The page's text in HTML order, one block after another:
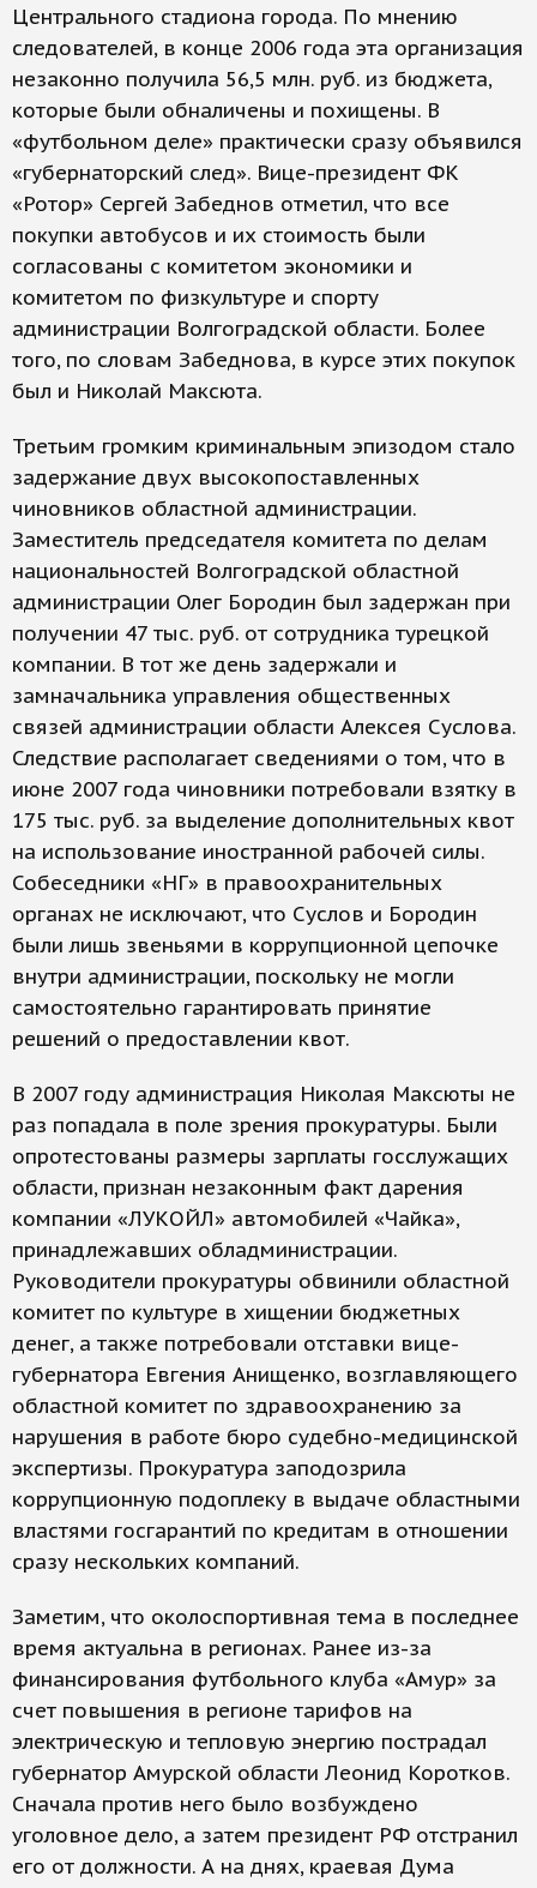
Центрального стадиона города. По мнению
следователей, в конце 2006 года эта организация
незаконно получила 56,5 млн. руб. из бюджета,
которые были обналичены и похищены. В
«футбольном деле» практически сразу объявился
«губернаторский след». Вице-президент ФК
«Ротор» Сергей Забеднов отметил, что все
покупки автобусов и их стоимость были
согласованы с комитетом экономики и
комитетом по физкультуре и спорту
администрации Волгоградской области. Более
того, по словам Забеднова, в курсе этих покупок
был и Николай Максюта.
Третьим громким криминальным эпизодом стало
задержание двух высокопоставленных
чиновников областной администрации.
Заместитель председателя комитета по делам
национальностей Волгоградской областной
администрации Олег Бородин был задержан при
получении 47 тыс. руб. от сотрудника турецкой
компании. В тот же день задержали и
замначальника управления общественных
связей администрации области Алексея Суслова.
Следствие располагает сведениями о том, что в
июне 2007 года чиновники потребовали взятку в
175 тыс. руб. за выделение дополнительных квот
на использование иностранной рабочей силы.
Собеседники «НГ» в правоохранительных
органах не исключают, что Суслов и Бородин
были лишь звеньями в коррупционной цепочке
внутри администрации, поскольку не могли
самостоятельно гарантировать принятие
решений о предоставлении квот.
В 2007 году администрация Николая Максюты не
раз попадала в поле зрения прокуратуры. Были
опротестованы размеры зарплаты госслужащих
области, признан незаконным факт дарения
компании «ЛУКОЙЛ» автомобилей «Чайка»,
принадлежавших обладминистрации.
Руководители прокуратуры обвинили областной
комитет по культуре в хищении бюджетных
денег, а также потребовали отставки вице-
губернатора Евгения Анищенко, возглавляющего
областной комитет по здравоохранению за
нарушения в работе бюро судебно-медицинской
экспертизы. Прокуратура заподозрила
коррупционную подоплеку в выдаче областными
властями госгарантий по кредитам в отношении
сразу нескольких компаний.
Заметим, что околоспортивная тема в последнее
время актуальна в регионах. Ранее из-за
финансирования футбольного клуба «Амур» за
счет повышения в регионе тарифов на
электрическую и тепловую энергию пострадал
губернатор Амурской области Леонид Коротков.
Сначала против него было возбуждено
уголовное дело, а затем президент РФ отстранил
его от должности. А на днях, краевая Дума